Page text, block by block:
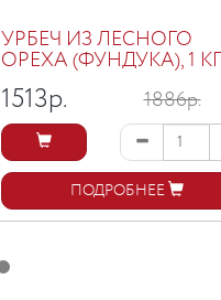
УРБЕЧ ИЗ ЛЕСНОГО
ОРЕХА (ФУНДУКА), 1 КГ
1513р. 1886р.
ПОДРОБНЕЕ